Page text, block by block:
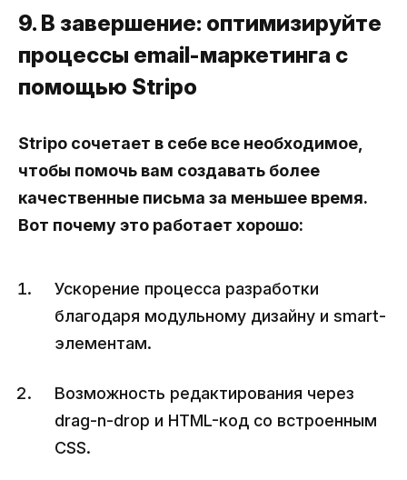
9. В завершение: оптимизируйте
процессы email-маркетинга с
помощью Stripo
Stripo сочетает в себе все необходимое,
чтобы помочь вам создавать более
качественные письма за меньшее время.
Вот почему это работает хорошо:
Ускорение процесса разработки
благодаря модульному дизайну и smart-
элементам.
Возможность редактирования через
drag-n-drop и HTML-код со встроенным
CSS.